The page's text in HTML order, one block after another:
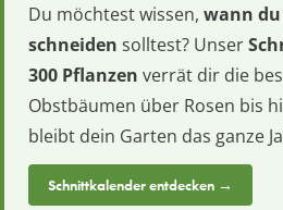
Du möchtest wissen, wann
schneiden solltest? Unser
300 Pflanzen verrät dir die
Obstbäumen über Rosen bis
bleibt dein Garten das ganze
Schnittkalender entdecken →